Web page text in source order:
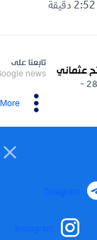
عثماني
28/12/2025 -
تابعنا على
news
More
Telegram
Instagram